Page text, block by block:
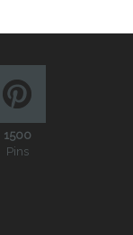
1500
Pins